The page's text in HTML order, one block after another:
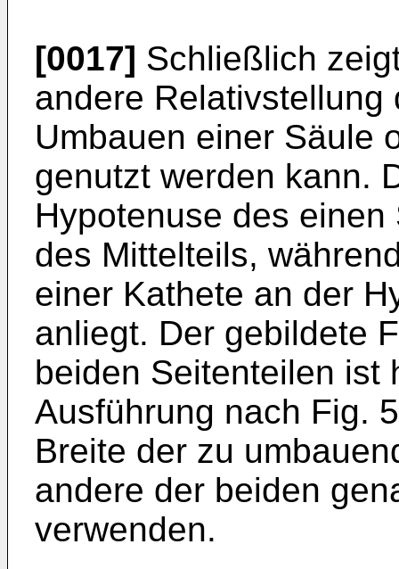
[0017] Schließlich
andere
Umbauen einer Säule
genutzt werden kann.
Hypotenuse des
des Mit­telteils,
einer Kathete an der
anliegt. Der gebildete
beiden Seitenteilen ist
Ausführung nach Fig.
Breite der zu
andere der beiden
verwenden.